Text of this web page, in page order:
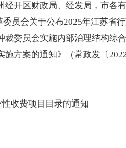
开区财政局、经发局，市各有
委员会关于公布2025年江苏省
委员会实施内部治理结构综
施方案的通知》（常政发〔
收费项目目录的通知